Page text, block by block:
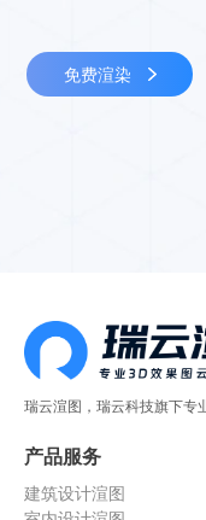
免费渲染
瑞云渲图，瑞云科技旗下专
产品服务
建筑设计渲图